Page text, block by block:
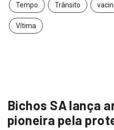
Tempo Trânsito
Vítima
Bichos SA lança
pioneira pela